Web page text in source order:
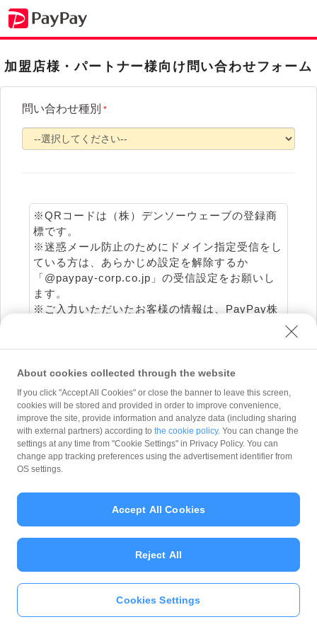
加盟店様・パートナー様向け問い合わせフォーム
問い合わせ種別 *
※QRコードは（株）デンソーウェーブの登録商
標です。
※迷惑メール防止のためにドメイン指定受信をし
ている方は、あらかじめ設定を解除するか
「@paypay-corp.co.jp」の受信設定をお願いし
ます。
※ご入力いただいたお客様の情報は、PayPay株
情報を利用することはありません。
Copyright (C) 2026 PayPay Corporation. All Rights Reserved.
About cookies collected through the website
If you click "Accept All Cookies" or close the banner to leave this screen,
cookies will be stored and provided in order to improve convenience,
improve the site, provide information and analyze data (including sharing
with external partners) according to the cookie policy. You can change the
settings at any time from "Cookie Settings" in Privacy Policy. You can
change app tracking preferences using the advertisement identifier from
OS settings.
Cookies Settings
Reject All
Accept All Cookies